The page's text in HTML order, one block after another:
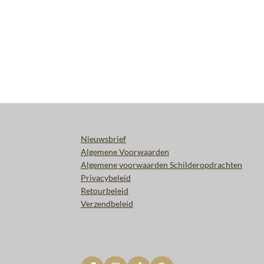
Nieuwsbrief
Algemene Voorwaarden
Algemene voorwaarden Schilderopdrachten
Privacybeleid
Retourbeleid
Verzendbeleid